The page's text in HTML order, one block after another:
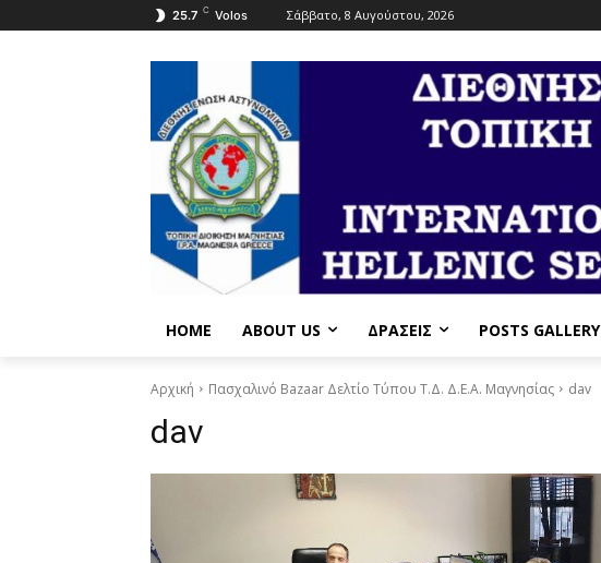
25.7 C Volos Σάββατο, 8 Αυγούστου, 2026
HOME ABOUT US ΔΡΆΣΕΙΣ POSTS GALLERY
Αρχική Πασχαλινό Bazaar Δελτίο Τύπου Τ.Δ. Δ.Ε.Α. Μαγνησίας dav
dav